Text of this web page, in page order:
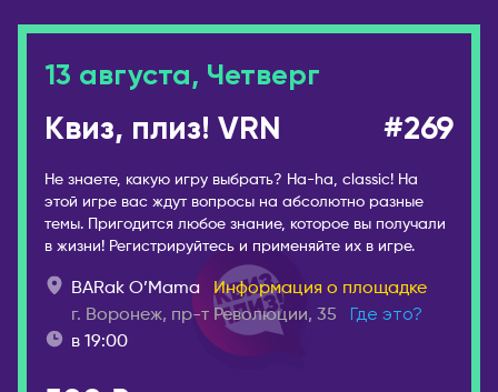
Ростов-на-Дону
Самара
Санкт-Петербург
Сарапул
Саратов
Севастополь
Северобайкальск
Серпухов
КЫРГЫЗСТАН
Рига
МОЛДОВА
Кишинёв
НИДЕРЛАНДЫ
Амстердам
ОАЭ
13 августа, Четверг
Квиз, плиз! VRN #269
Не знаете, какую игру выбрать? Ha-ha, classic! На
этой игре вас ждут вопросы на абсолютно разные
темы. Пригодится любое знание, которое вы получали
в жизни! Регистрируйтесь и применяйте их в игре.
BARak O’Mama
Информация о площадке
г. Воронеж, пр-т Революции, 35
Где это?
в 19:00